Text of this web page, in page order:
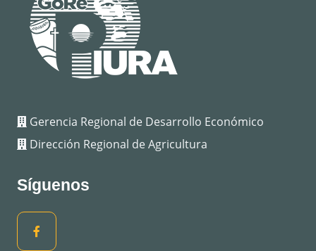
Gerencia Regional de Desarrollo Económico
Dirección Regional de Agricultura
Síguenos